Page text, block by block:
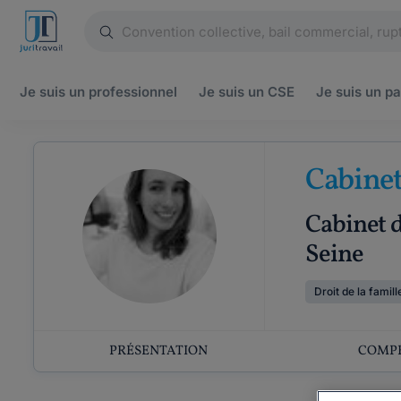
Je suis un professionnel Je suis un CSE Je suis un
Cabinet
Seine
Droit de la
PRÉSENTATION